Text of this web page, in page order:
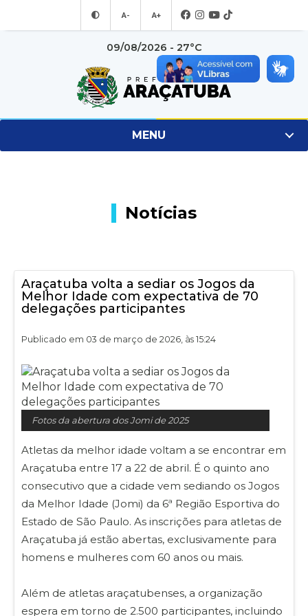
A- A+
09/08/2026 - 27°C
MENU
Notícias
Araçatuba volta a sediar os Jogos da
Melhor Idade com expectativa de 70
delegações participantes
Publicado em 03 de março de 2026, às 15:24
Fotos da abertura dos Jomi de 2025
Atletas da melhor idade voltam a se encontrar em
Araçatuba entre 17 a 22 de abril. É o quinto ano
consecutivo que a cidade vem sediando os Jogos
da Melhor Idade (Jomi) da 6ª Região Esportiva do
Estado de São Paulo. As inscrições para atletas de
Araçatuba já estão abertas, exclusivamente para
homens e mulheres com 60 anos ou mais.
Além de atletas araçatubenses, a organização
espera em torno de 2.500 participantes, incluindo